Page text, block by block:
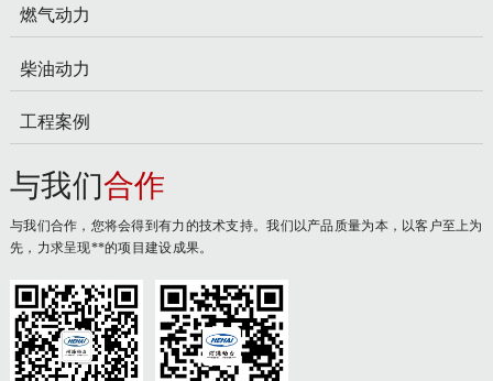
燃气动力
柴油动力
工程案例
与我们合作
与我们合作，您将会得到有力的技术支持。我们以产品质量为本，以客户至上为
先，力求呈现**的项目建设成果。